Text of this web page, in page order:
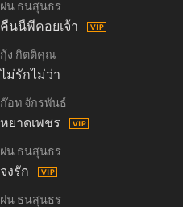
ฝน ธนสุนธร
คืนนี้พี่คอยเจ้า
กุ้ง กิตติคุณ
ไม่รักไม่ว่า
ก๊อท จักรพันธ์
หยาดเพชร
ฝน ธนสุนธร
จงรัก
ฝน ธนสุนธร